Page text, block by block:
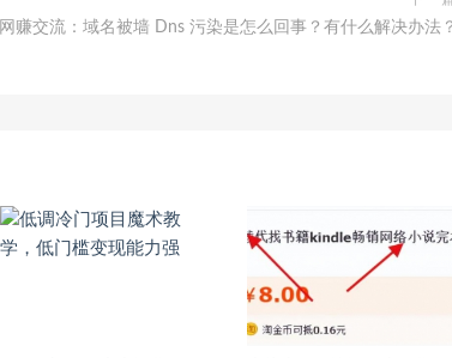
网赚交流：域名被墙 Dns 污染是怎么回事？有什么解决办法